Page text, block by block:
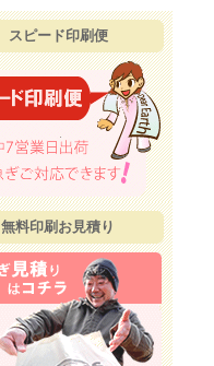
スピード印刷便
無料印刷お見積り